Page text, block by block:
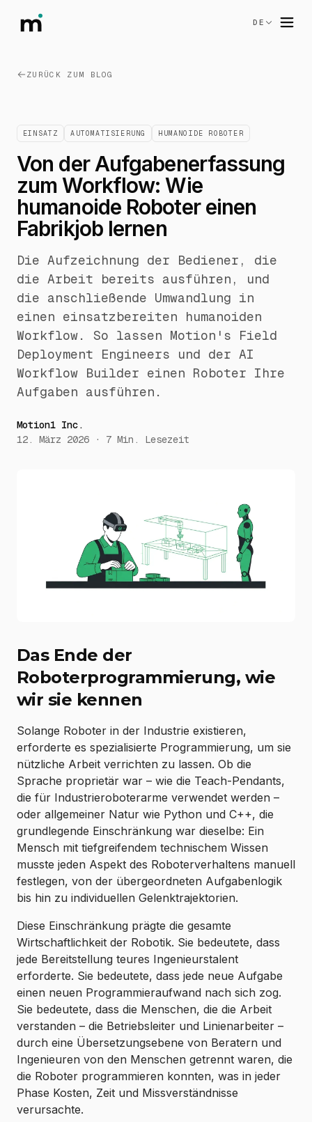
DE
ZURÜCK ZUM BLOG
EINSATZ AUTOMATISIERUNG HUMANOIDE ROBOTER
Von der Aufgabenerfassung
zum Workflow: Wie
humanoide Roboter einen
Fabrikjob lernen
Die Aufzeichnung der Bediener, die
die Arbeit bereits ausführen, und
die anschließende Umwandlung in
einen einsatzbereiten humanoiden
Workflow. So lassen Motion's Field
Deployment Engineers und der AI
Workflow Builder einen Roboter Ihre
Aufgaben ausführen.
Motion1 Inc.
12. März 2026 · 7 Min. Lesezeit
Das Ende der
Roboterprogrammierung, wie
wir sie kennen
Solange Roboter in der Industrie existieren,
erforderte es spezialisierte Programmierung, um sie
nützliche Arbeit verrichten zu lassen. Ob die
Sprache proprietär war – wie die Teach-Pendants,
die für Industrieroboterarme verwendet werden –
oder allgemeiner Natur wie Python und C++, die
grundlegende Einschränkung war dieselbe: Ein
Mensch mit tiefgreifendem technischem Wissen
musste jeden Aspekt des Roboterverhaltens manuell
festlegen, von der übergeordneten Aufgabenlogik
bis hin zu individuellen Gelenktrajektorien.
Diese Einschränkung prägte die gesamte
Wirtschaftlichkeit der Robotik. Sie bedeutete, dass
jede Bereitstellung teures Ingenieurstalent
erforderte. Sie bedeutete, dass jede neue Aufgabe
einen neuen Programmieraufwand nach sich zog.
Sie bedeutete, dass die Menschen, die die Arbeit
verstanden – die Betriebsleiter und Linienarbeiter –
durch eine Übersetzungsebene von Beratern und
Ingenieuren von den Menschen getrennt waren, die
die Roboter programmieren konnten, was in jeder
Phase Kosten, Zeit und Missverständnisse
verursachte.